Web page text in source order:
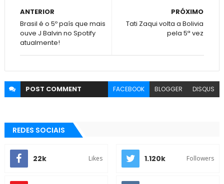
PRÓXIMO
Tati Zaqui volta a Bolivia
pela 5ª vez
ANTERIOR
Brasil é o 5º país que mais
ouve J Balvin no Spotify
atualmente!
POST COMMENT FACEBOOK BLOGGER DISQUS
REDES SOCIAIS
22k Likes 1.120k Followers